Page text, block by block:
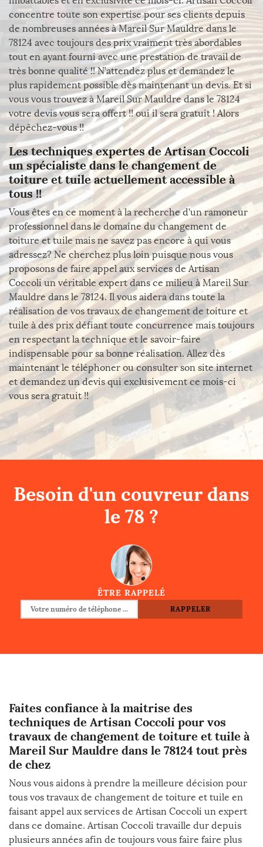
concentre toute son expertise pour ses clients depuis
de nombreuses années à Mareil Sur Mauldre dans le
78124 avec toujours des prix vraiment très abordables
tout en ayant fourni avec une prestation de travail de
très bonne qualité !! N’attendez plus et demandez le
plus rapidement possible dès maintenant un devis. Et si
vous vous trouvez à Mareil Sur Mauldre dans le 78124
votre devis vous sera offert !! oui il sera gratuit ! Alors
dépêchez-vous !!
Les techniques expertes de Artisan Coccoli
un spécialiste dans le changement de
toiture et tuile actuellement accessible à
tous !!
Vous êtes en ce moment à la recherche d’un ramoneur
professionnel dans le domaine du changement de
toiture et tuile mais ne savez pas encore à qui vous
adressez? Ne cherchez plus loin puisque nous vous
proposons de faire appel aux services de Artisan
Coccoli un véritable expert dans ce milieu à Mareil Sur
Mauldre dans le 78124. Il vous aidera dans toute la
réalisation de vos travaux de changement de toiture et
tuile à des prix défiant toute concurrence mais toujours
en respectant la technique et le savoir-faire
indispensable pour sa bonne réalisation. Allez dès
maintenant le téléphoner ou consulter son site internet
et demandez un devis qui exclusivement ce mois-ci
vous sera gratuit !!
Besoin d'un couvreur dans
le 78 ?
ÊTRE RAPPELÉ
Faites confiance à la maitrise des
techniques de Artisan Coccoli pour vos
travaux de changement de toiture et tuile à
Mareil Sur Mauldre dans le 78124 tout près
de chez
Nous vous aidons à prendre la meilleure décision pour
tous vos travaux de changement de toiture et tuile en
faisant appel aux services de Artisan Coccoli un expert
dans ce domaine. Artisan Coccoli travaille dur depuis
plusieurs années afin de toujours vous faire faire plus